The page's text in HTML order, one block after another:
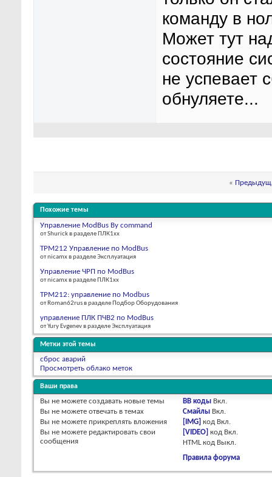
команду в
Может тут
состояние
не успевает
обнуляете...
«
Похожие темы
Управление ModBus By command
от Shurick в разделе ПЛК1хх
ТРМ212 Управление по ModBus
от nicamx в разделе Эксплуатация
Управление ЧРП по ModBus
от nicamx в разделе ПЛК1хх
ТРМ212: управление по Modbus
от Roman62rus в разделе Подбор Оборудования
управление ПЛК ПЧВ2 по ModBus
от Yury Evgenev в разделе Эксплуатация
Метки этой темы
сброс аварий
Просмотреть облако меток
Ваши права
Вы не можете создавать новые темы
Вы не можете отвечать в темах
Вы не можете прикреплять вложения
Вы не можете редактировать свои
сообщения
BB коды Вкл.
Смайлы Вкл.
[IMG] код Вкл.
[VIDEO] код Вкл.
HTML код Выкл.
Правила форума